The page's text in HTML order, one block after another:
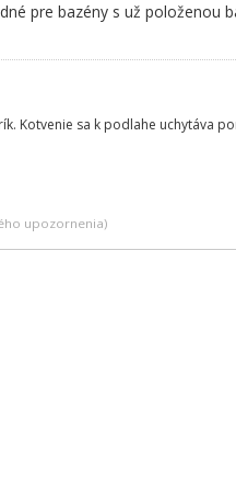
pre bazény s už položenou
Kotvenie sa k podlahe uchytáva
upozornenia)